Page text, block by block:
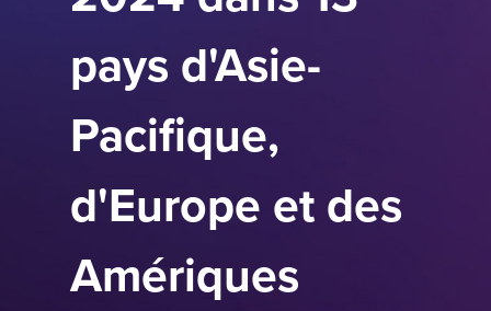
pays d'Asie-
Pacifique,
d'Europe et des
Amériques